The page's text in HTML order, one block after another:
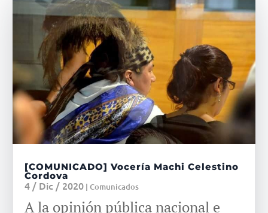
[COMUNICADO] Vocería Machi Celestino
Cordova
4 / Dic / 2020 |Comunicados
A la opinión pública nacional e